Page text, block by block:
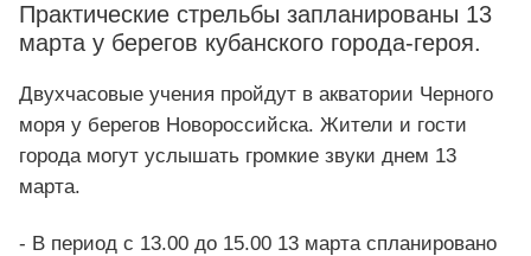
Практические стрельбы запланированы 13
марта у берегов кубанского города-героя.
Двухчасовые учения пройдут в акватории Черного
моря у берегов Новороссийска. Жители и гости
города могут услышать громкие звуки днем 13
марта.
- В период с 13.00 до 15.00 13 марта спланировано